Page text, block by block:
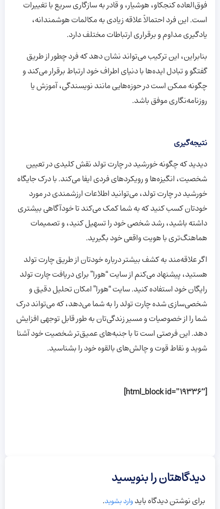
فوق‌العاده کنجکاو، هوشیار، و قادر به سازگاری سریع با تغییرات
است. این فرد احتمالاً علاقه زیادی به مکالمات هوشمندانه،
یادگیری مداوم و برقراری ارتباطات مختلف دارد.
بنابراین، این ترکیب می‌تواند نشان دهد که فرد چطور از طریق
گفتگو و تبادل ایده‌ها با دنیای اطراف خود ارتباط برقرار می‌کند و
چگونه ممکن است در حوزه‌هایی مانند نویسندگی، آموزش یا
روزنامه‌نگاری موفق باشد.
نتیجه‌گیری
دیدید که چگونه خورشید در چارت تولد نقش کلیدی در تعیین
شخصیت، انگیزه‌ها و رویکردهای فردی ایفا می‌کند. با درک جایگاه
خورشید در چارت تولد، می‌توانید اطلاعات ارزشمندی در مورد
خودتان کسب کنید که به شما کمک می‌کند تا خودآگاهی بیشتری
داشته باشید، رشد شخصی خود را تسهیل کنید، و تصمیمات
هماهنگ‌تری با هویت واقعی خود بگیرید.
اگر علاقه‌مند به کشف بیشتر درباره خودتان از طریق چارت تولد
هستید، پیشنهاد می‌کنم از سایت “هورا” برای دریافت چارت تولد
رایگان خود استفاده کنید. سایت “هورا” امکان تحلیل دقیق و
شخصی‌سازی شده چارت تولد را به شما می‌دهد، که می‌تواند درک
شما را از خصوصیات و مسیر زندگی‌تان به طور قابل توجهی افزایش
دهد. این فرصتی است تا با جنبه‌های عمیق‌تر شخصیت خود آشنا
شوید و نقاط قوت و چالش‌های بالقوه خود را بشناسید.
[html_block id=”19336″]
دیدگاهتان را بنویسید
برای نوشتن دیدگاه بایدوارد بشوید.